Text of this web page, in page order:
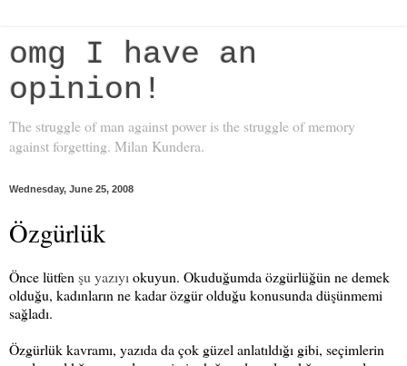
omg I have an
opinion!
The struggle of man against power is the struggle of memory
against forgetting. Milan Kundera.
Wednesday, June 25, 2008
Özgürlük
Önce lütfen şu yazıyı okuyun. Okuduğumda özgürlüğün ne demek
olduğu, kadınların ne kadar özgür olduğu konusunda düşünmemi
sağladı.
Özgürlük kavramı, yazıda da çok güzel anlatıldığı gibi, seçimlerin